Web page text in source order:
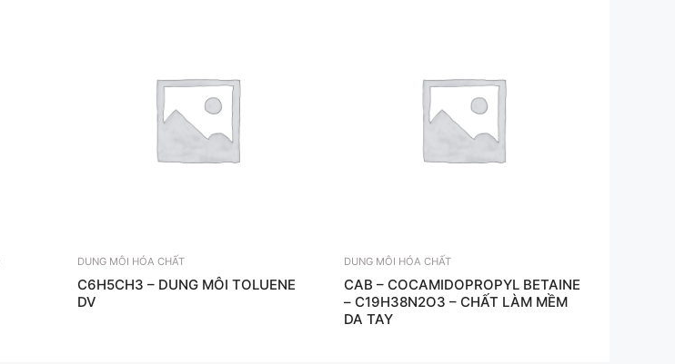
DUNG MÔI HÓA CHẤT
C6H5CH3 – DUNG MÔI TOLUENE
DV
DUNG MÔI HÓA CHẤT
CAB – COCAMIDOPROPYL BETAINE
– C19H38N2O3 – CHẤT LÀM MỀM
DA TAY